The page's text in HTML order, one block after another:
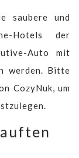
saubere und
Hotels der
Auto mit
werden. Bitte
CozyNuk, um